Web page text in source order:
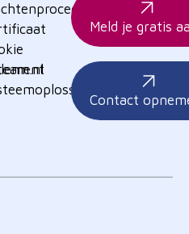
Meld je gratis
Contact